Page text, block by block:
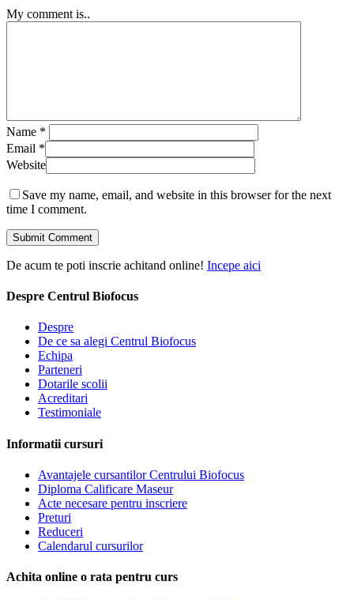
My comment is..
Name *
Email *
Website
Save my name, email, and website in this browser for the next
time I comment.
De acum te poti inscrie achitand online! Incepe aici
Despre Centrul Biofocus
Despre
De ce sa alegi Centrul Biofocus
Echipa
Parteneri
Dotarile scolii
Acreditari
Testimoniale
Informatii cursuri
Avantajele cursantilor Centrului Biofocus
Diploma Calificare Maseur
Acte necesare pentru inscriere
Preturi
Reduceri
Calendarul cursurilor
Achita online o rata pentru curs